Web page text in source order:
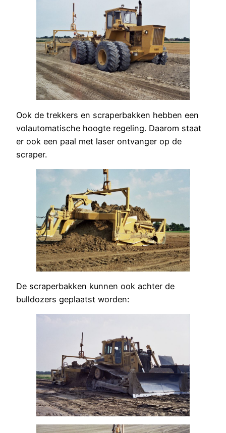
Ook de trekkers en scraperbakken hebben een
volautomatische hoogte regeling. Daarom staat
er ook een paal met laser ontvanger op de
scraper.
De scraperbakken kunnen ook achter de
bulldozers geplaatst worden: